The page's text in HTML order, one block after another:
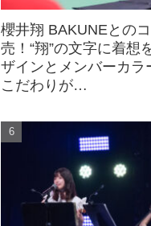
櫻井翔 BAKUNEとの
売！“翔”の文字に着想
ザインとメンバーカラ
こだわりが…